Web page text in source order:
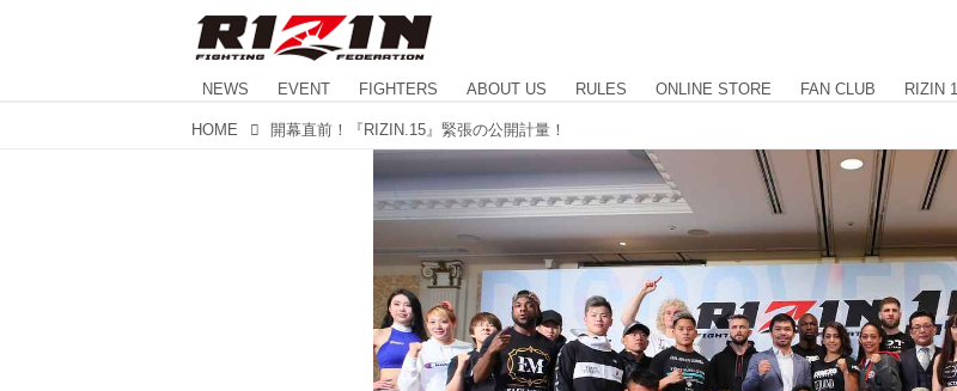
NEWS EVENT FIGHTERS ABOUT US RULES ONLINE STORE FAN CLUB RIZIN
HOME 開幕直前！『RIZIN.15』緊張の公開計量！